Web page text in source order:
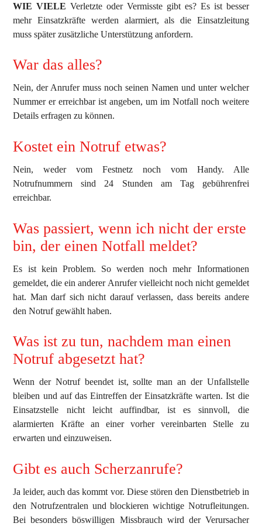
WIE VIELE Verletzte oder Vermisste gibt es? Es ist besser
mehr Einsatzkräfte werden alarmiert, als die Einsatzleitung
muss später zusätzliche Unterstützung anfordern.
War das alles?
Nein, der Anrufer muss noch seinen Namen und unter welcher
Nummer er erreichbar ist angeben, um im Notfall noch weitere
Details erfragen zu können.
Kostet ein Notruf etwas?
Nein, weder vom Festnetz noch vom Handy. Alle
Notrufnummern sind 24 Stunden am Tag gebührenfrei
erreichbar.
Was passiert, wenn ich nicht der erste
bin, der einen Notfall meldet?
Es ist kein Problem. So werden noch mehr Informationen
gemeldet, die ein anderer Anrufer vielleicht noch nicht gemeldet
hat. Man darf sich nicht darauf verlassen, dass bereits andere
den Notruf gewählt haben.
Was ist zu tun, nachdem man einen
Notruf abgesetzt hat?
Wenn der Notruf beendet ist, sollte man an der Unfallstelle
bleiben und auf das Eintreffen der Einsatzkräfte warten. Ist die
Einsatzstelle nicht leicht auffindbar, ist es sinnvoll, die
alarmierten Kräfte an einer vorher vereinbarten Stelle zu
erwarten und einzuweisen.
Gibt es auch Scherzanrufe?
Ja leider, auch das kommt vor. Diese stören den Dienstbetrieb in
den Notrufzentralen und blockieren wichtige Notrufleitungen.
Bei besonders böswilligen Missbrauch wird der Verursacher